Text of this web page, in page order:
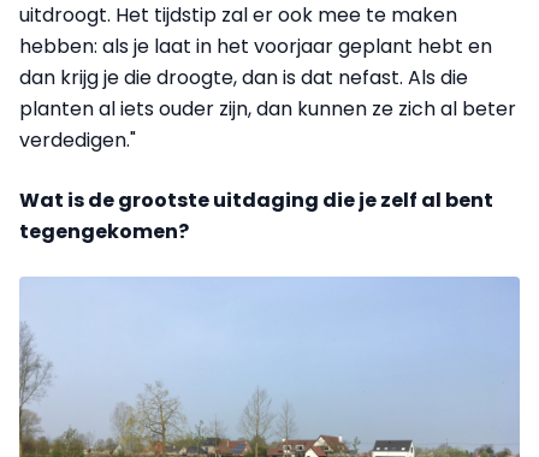
uitdroogt. Het tijdstip zal er ook mee te maken
hebben: als je laat in het voorjaar geplant hebt en
dan krijg je die droogte, dan is dat nefast. Als die
planten al iets ouder zijn, dan kunnen ze zich al beter
verdedigen."
Wat is de grootste uitdaging die je zelf al bent
tegengekomen?